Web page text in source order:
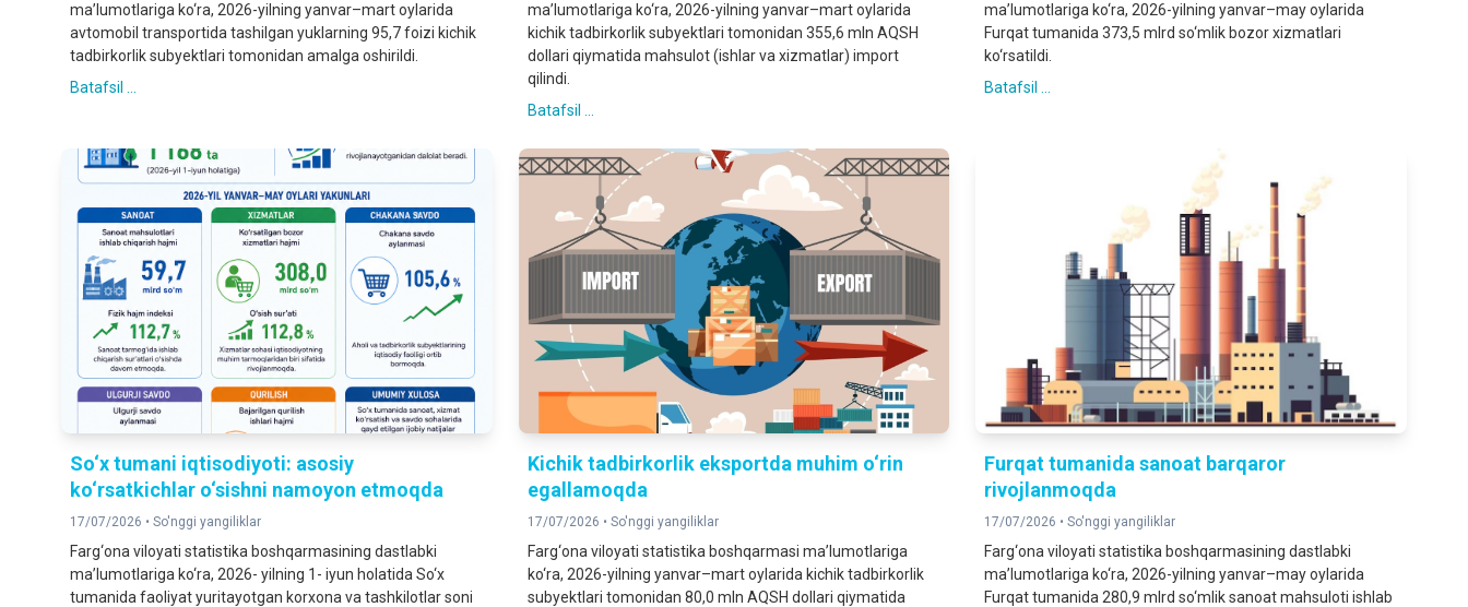
ma’lumotlariga ko‘ra, 2026-yilning yanvar–mart oylarida
avtomobil transportida tashilgan yuklarning 95,7 foizi kichik
tadbirkorlik subyektlari tomonidan amalga oshirildi.
Batafsil ...
ma’lumotlariga ko‘ra, 2026-yilning yanvar–mart oylarida
kichik tadbirkorlik subyektlari tomonidan 355,6 mln AQSH
dollari qiymatida mahsulot (ishlar va xizmatlar) import
qilindi.
Batafsil ...
ma’lumotlariga ko‘ra, 2026-yilning yanvar–may oylarida
Furqat tumanida 373,5 mlrd so‘mlik bozor xizmatlari
ko‘rsatildi.
Batafsil ...
So‘x tumani iqtisodiyoti: asosiy
ko‘rsatkichlar o‘sishni namoyon etmoqda
17/07/2026 • So'nggi yangiliklar
Farg‘ona viloyati statistika boshqarmasining dastlabki
ma’lumotlariga ko‘ra, 2026- yilning 1- iyun holatida So‘x
tumanida faoliyat yuritayotgan korxona va tashkilotlar soni
Kichik tadbirkorlik eksportda muhim o‘rin
egallamoqda
17/07/2026 • So'nggi yangiliklar
Farg‘ona viloyati statistika boshqarmasi ma’lumotlariga
ko‘ra, 2026-yilning yanvar–mart oylarida kichik tadbirkorlik
subyektlari tomonidan 80,0 mln AQSH dollari qiymatida
Furqat tumanida sanoat barqaror
rivojlanmoqda
17/07/2026 •So'nggi yangiliklar
Farg‘ona viloyati statistika boshqarmasining dastlabki
ma’lumotlariga ko‘ra, 2026-yilning yanvar–may oylarida
Furqat tumanida 280,9 mlrd so‘mlik sanoat mahsuloti ishlab